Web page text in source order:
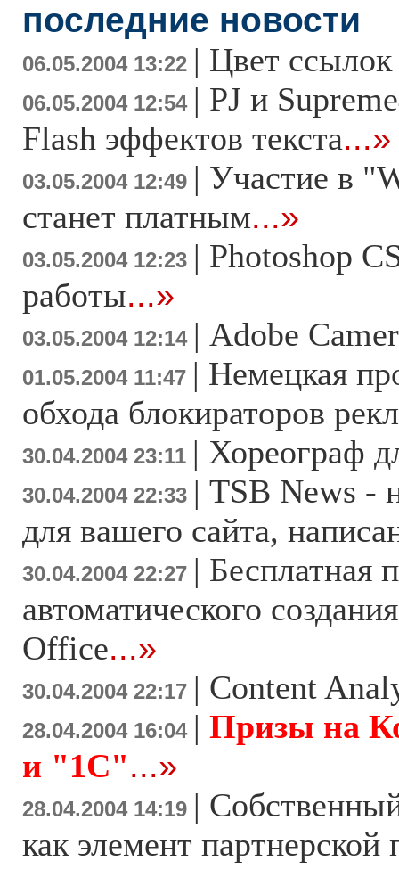
последние новости
06.05.2004 13:22 | Цвет
06.05.2004 12:54 | PJ и
Flash эффектов текста...»
03.05.2004 12:49 | Участие в
станет платным...»
03.05.2004 12:23 | Photoshop
работы...»
03.05.2004 12:14 | Adobe
01.05.2004 11:47 | Немецкая
обхода блокираторов
30.04.2004 23:11 | Хореограф
30.04.2004 22:33 | TSB News -
для вашего сайта,
30.04.2004 22:27 | Бесплатная
автоматического
Office...»
30.04.2004 22:17 | Content
28.04.2004 16:04 | Призы на
и "1С"...»
28.04.2004 14:19 |
как элемент